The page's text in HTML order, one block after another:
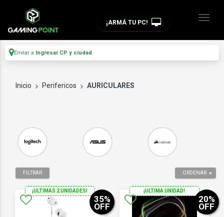
¡ARMÁ TU PC!
Enviar a Ingresar CP y ciudad
Inicio Perifericos AURICULARES
ORDENAR
FILTRAR
¡ULTIMAS 2 UNIDADES!
35%
OFF
¡ULTIMA UNIDAD!
20%
OFF